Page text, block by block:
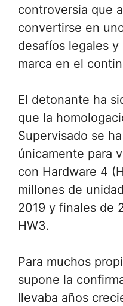
controversia que
convertirse en
desafíos legales
marca en el
El detonante ha
que la
Supervisado se
únicamente para
con Hardware 4
millones de
2019 y finales de
HW3.
Para muchos
supone la
llevaba años